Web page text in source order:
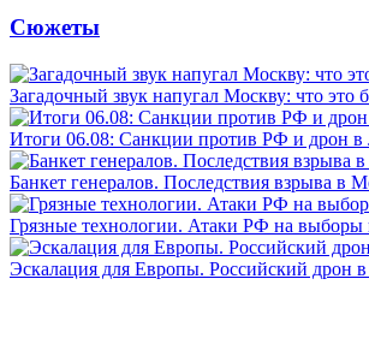
Сюжеты
Загадочный звук напугал Москву: что это
Итоги 06.08: Санкции против РФ и дрон в
Банкет генералов. Последствия взрыва в
Грязные технологии. Атаки РФ на
Эскалация для Европы. Российский дрон